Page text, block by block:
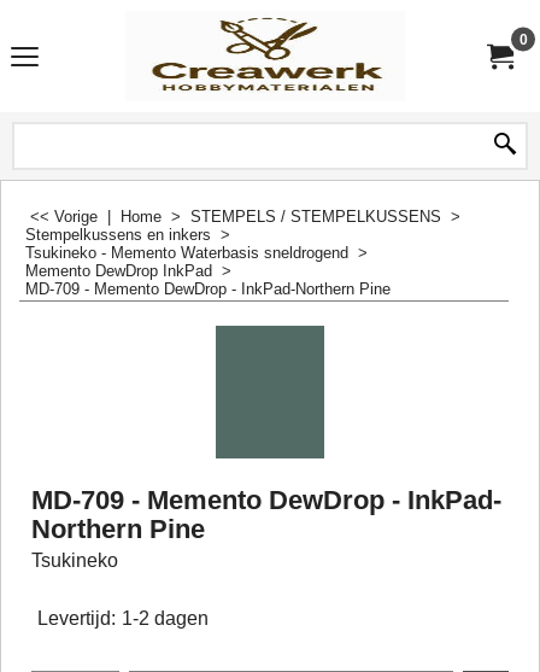
0
<< Vorige Home > STEMPELS / STEMPELKUSSENS >
Stempelkussens en inkers >
Tsukineko - Memento Waterbasis sneldrogend >
Memento DewDrop InkPad >
MD-709 - Memento DewDrop - InkPad-Northern Pine
MD-709 - Memento DewDrop - InkPad-
Northern Pine
Tsukineko
Levertijd: 1-2 dagen